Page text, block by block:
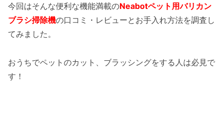
今回はそんな便利な機能満載のNeabotペット用バリカン
ブラシ掃除機の口コミ・レビューとお手入れ方法を調査し
てみました。
おうちでペットのカット、ブラッシングをする人は必見で
す！